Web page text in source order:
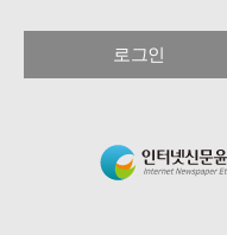
로그인